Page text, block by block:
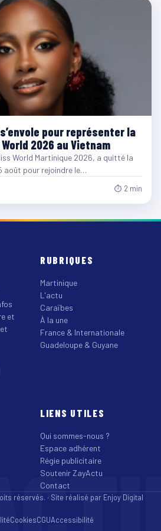
pour représenter la
2026 au Vietnam
World Martinique 2026, a quitté la
août pour rejoindre le…
⏱ 2 min
et
RUBRIQUES
Martinique
L'actu
Caraïbes
À la une
France & Internationale
Guadeloupe & Guyane
LIENS UTILES
Qui sommes-nous ?
Espace adhérent
Régie publicitaire
Soutenir ZayActu
Contact
réservés. · Site réalisé par Enjoy Digital
CookiesCGUAccessibilité